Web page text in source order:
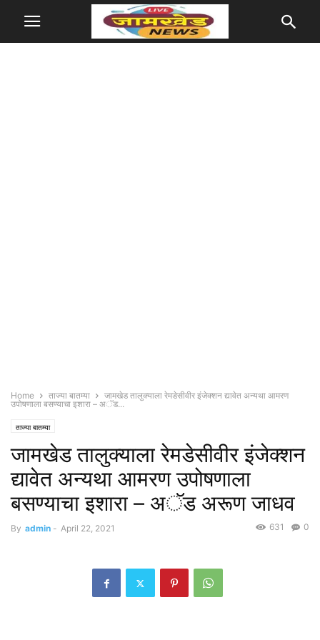
Home ताज्या बातम्या
जामखेड तालुक्याला रेमडेसीवीर इंजेक्शन द्यावेत अन्यथा आमरण
उपोषणाला बसण्याचा इशारा – अॅड...
ताज्या बातम्या
जामखेड तालुक्याला रेमडेसीवीर इंजेक्शन
द्यावेत अन्यथा आमरण उपोषणाला
बसण्याचा इशारा – अॅड अरूण जाधव
By admin - April 22, 2021 0
631